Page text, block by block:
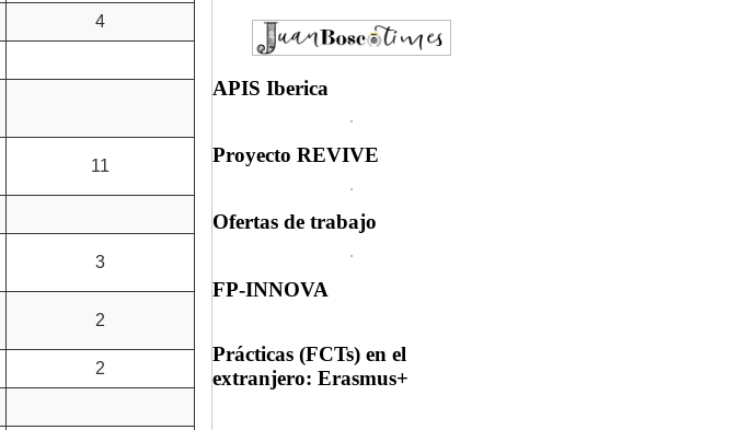
4
11
3
2
2
APIS Iberica
Proyecto REVIVE
Ofertas de trabajo
FP-INNOVA
Prácticas (FCTs) en el
extranjero: Erasmus+